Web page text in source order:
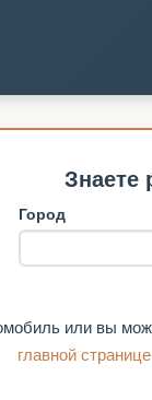
Знаете
Город
или вы
главной странице